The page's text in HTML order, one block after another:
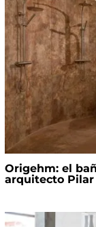
Origehm: el
arquitecto Pilar